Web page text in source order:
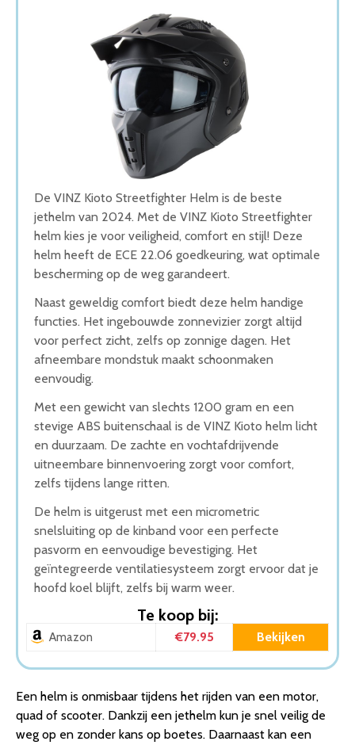
4. Vito Jet Bruzano Jethelm
5. Shark Jethelm Raw
Wat is de beste Jethelm van 2026
1. Beste Jethelm van 2026
2. Stijlvolle Jethelm
3. Goede Prijs-Kwaliteit Jethelm
4. Goede Koop Jethelm
5. Fijnste Jethelm van 2026
De VINZ Kioto Streetfighter Helm is de beste
jethelm van 2024. Met de VINZ Kioto Streetfighter
helm kies je voor veiligheid, comfort en stijl! Deze
helm heeft de ECE 22.06 goedkeuring, wat optimale
bescherming op de weg garandeert.
Naast geweldig comfort biedt deze helm handige
functies. Het ingebouwde zonnevizier zorgt altijd
voor perfect zicht, zelfs op zonnige dagen. Het
afneembare mondstuk maakt schoonmaken
eenvoudig.
Met een gewicht van slechts 1200 gram en een
stevige ABS buitenschaal is de VINZ Kioto helm licht
en duurzaam. De zachte en vochtafdrijvende
uitneembare binnenvoering zorgt voor comfort,
zelfs tijdens lange ritten.
De helm is uitgerust met een micrometric
snelsluiting op de kinband voor een perfecte
pasvorm en eenvoudige bevestiging. Het
geïntegreerde ventilatiesysteem zorgt ervoor dat je
hoofd koel blijft, zelfs bij warm weer.
Te koop bij:
Amazon €79.95 Bekijken
Een helm is onmisbaar tijdens het rijden van een motor,
quad of scooter. Dankzij een jethelm kun je snel veilig de
weg op en zonder kans op boetes. Daarnaast kan een